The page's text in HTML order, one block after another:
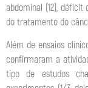
abdominal (12),
do tratamento do
Além de ensaios
confirmaram a
tipo de estudos